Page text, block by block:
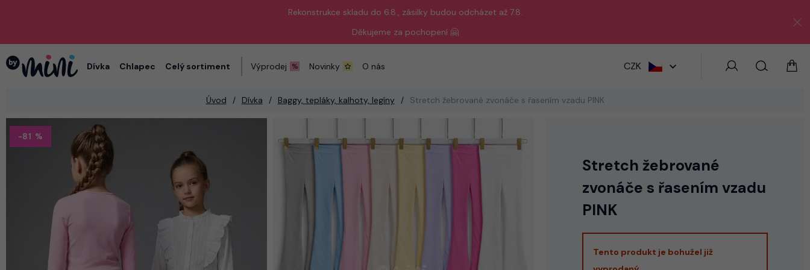
Rekonstrukce skladu do 6.8., zásilky budou odcházet až 7.8.
Děkujeme za pochopení 🤗
Dívka Chlapec Celý sortiment Výprodej Novinky O nás CZK
Úvod Dívka Baggy, tepláky, kalhoty, legíny Stretch žebrované zvonáče s řasením vzadu PINK
-81
Stretch žebrované
zvonáče s řasením vzadu
PINK
Tento produkt je bohužel již